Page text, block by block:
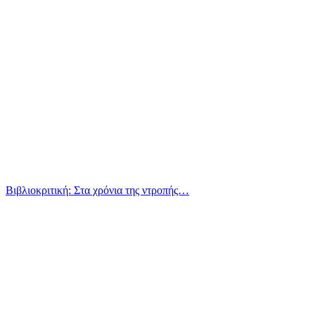
Βιβλιοκριτική: Στα χρόνια της ντροπής…